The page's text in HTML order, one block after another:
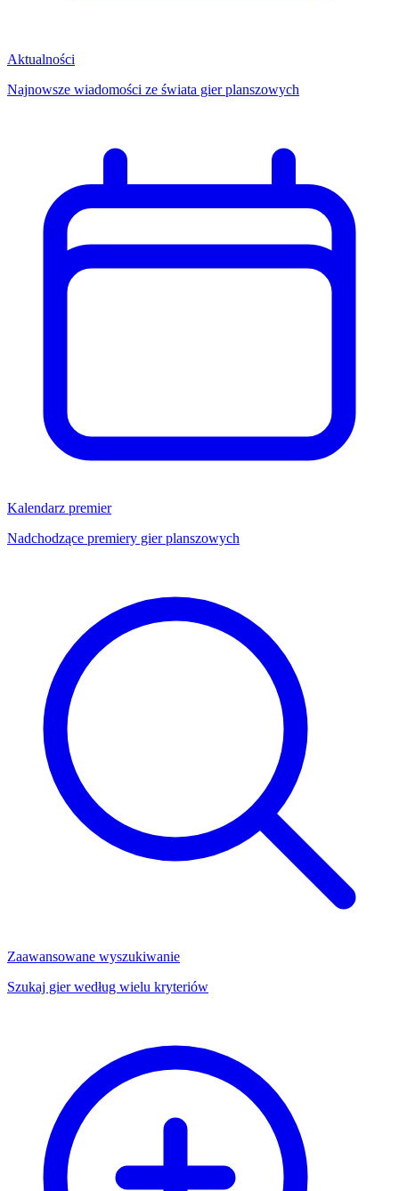
Aktualności
Najnowsze wiadomości ze świata gier planszowych
Kalendarz premier
Nadchodzące premiery gier planszowych
Zaawansowane wyszukiwanie
Szukaj gier według wielu kryteriów